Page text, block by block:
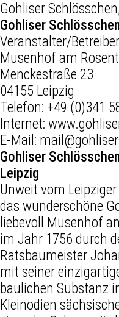
Gohliser
Gohliser
Veranstalter/
Musenhof am
Menckestraße 23
04155 Leipzig
Telefon: +49 (0)341
Internet:
E-Mail:
Gohliser
Leipzig
Unweit vom
das wunderschöne
liebevoll Musenhof
im Jahr 1756 durch
Ratsbaumeister
mit seiner
baulichen Substanz
Kleinodien